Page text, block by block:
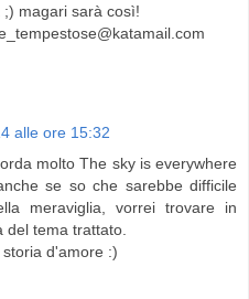
magari sarà così!
alle ore 15:32
molto The sky is everywhere
se so che sarebbe difficile
meraviglia, vorrei trovare in
del tema trattato.
d'amore :)